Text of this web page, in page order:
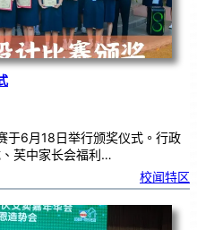
于6月18日举行颁奖仪式。行政
芙中家长会福利…
校闻特区